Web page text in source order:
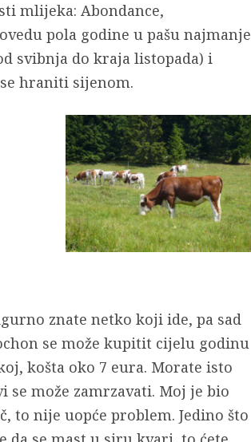
mlijeka: Abondance,
pola godine u pašu najmanje
svibnja do kraja listopada) i
hraniti sijenom.
znate netko koji ide, pa sad
se može kupitit cijelu godinu
košta oko 7 eura. Morate isto
se može zamrzavati. Moj je bio
to nije uopće problem. Jedino što